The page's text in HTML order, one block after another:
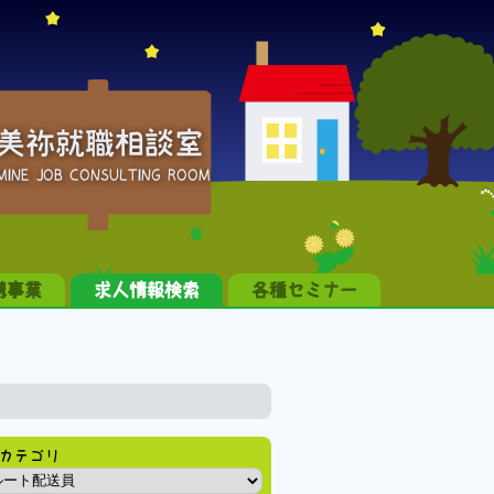
祢就職相談室
JOB CONSULTING ROOM
事業 求人情報検索 各種セミナー
テゴリ